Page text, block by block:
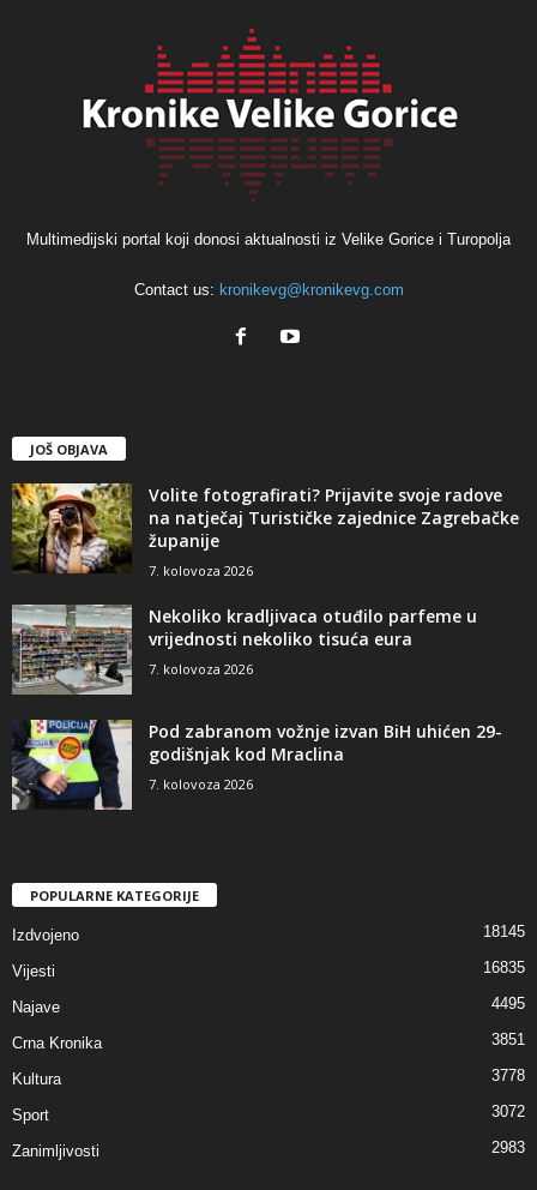
Multimedijski portal koji donosi aktualnosti iz Velike Gorice i Turopolja
Contact us: kronikevg@kronikevg.com
JOŠ OBJAVA
Volite fotografirati? Prijavite svoje radove
na natječaj Turističke zajednice Zagrebačke
županije
7. kolovoza 2026
Nekoliko kradljivaca otuđilo parfeme u
vrijednosti nekoliko tisuća eura
7. kolovoza 2026
Pod zabranom vožnje izvan BiH uhićen 29-
godišnjak kod Mraclina
7. kolovoza 2026
POPULARNE KATEGORIJE
Izdvojeno 18145
Vijesti 16835
Najave 4495
Crna Kronika 3851
Kultura 3778
Sport 3072
Zanimljivosti 2983